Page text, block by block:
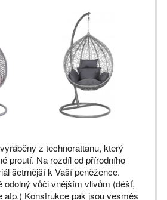
z technorattanu, který
proutí. Na rozdíl od přírodního
šetrnější k Vaší peněžence.
odolný vůči vnějším vlivům (déšť,
atp.) Konstrukce pak jsou vesměs